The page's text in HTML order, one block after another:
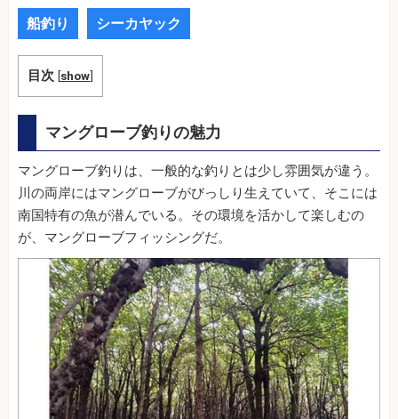
船釣り シーカヤック
目次 [show]
マングローブ釣りの魅力
マングローブ釣りは、一般的な釣りとは少し雰囲気が違う。
川の両岸にはマングローブがびっしり生えていて、そこには
南国特有の魚が潜んでいる。その環境を活かして楽しむの
が、マングローブフィッシングだ。